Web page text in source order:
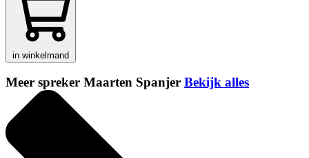
in winkelmand
Meer spreker Maarten Spanjer Bekijk alles